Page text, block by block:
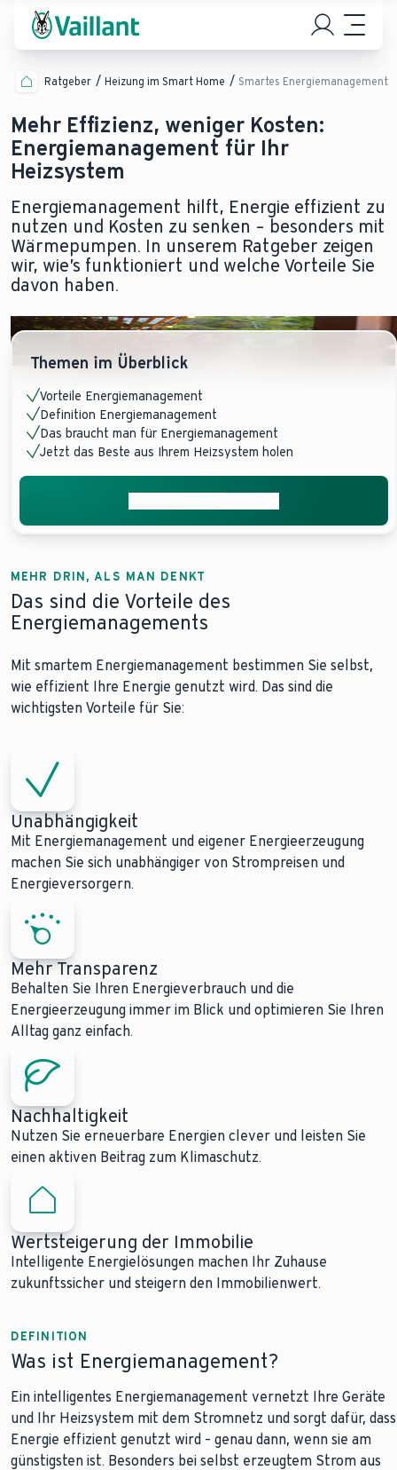
Ratgeber Heizung im Smart Home Smartes Energiemanagement
Mehr Effizienz, weniger Kosten:
Energiemanagement für Ihr
Heizsystem
Energiemanagement hilft, Energie effizient zu
nutzen und Kosten zu senken – besonders mit
Wärmepumpen. In unserem Ratgeber zeigen
wir, wie’s funktioniert und welche Vorteile Sie
davon haben.
Themen im Überblick
Vorteile Energiemanagement
Definition Energiemanagement
Das braucht man für Energiemanagement
Jetzt das Beste aus Ihrem Heizsystem holen
MEHR DRIN, ALS MAN DENKT
Das sind die Vorteile des
Energiemanagements
Mit smartem Energiemanagement bestimmen Sie selbst,
wie effizient Ihre Energie genutzt wird. Das sind die
wichtigsten Vorteile für Sie:
Unabhängigkeit
Mit Energiemanagement und eigener Energieerzeugung
machen Sie sich unabhängiger von Strompreisen und
Energieversorgern.
Mehr Transparenz
Behalten Sie Ihren Energieverbrauch und die
Energieerzeugung immer im Blick und optimieren Sie Ihren
Alltag ganz einfach.
Nachhaltigkeit
Nutzen Sie erneuerbare Energien clever und leisten Sie
einen aktiven Beitrag zum Klimaschutz.
Wertsteigerung der Immobilie
Intelligente Energielösungen machen Ihr Zuhause
zukunftssicher und steigern den Immobilienwert.
DEFINITION
Was ist Energiemanagement?
Ein intelligentes Energiemanagement vernetzt Ihre Geräte
und Ihr Heizsystem mit dem Stromnetz und sorgt dafür, dass
Energie effizient genutzt wird – genau dann, wenn sie am
günstigsten ist. Besonders bei selbst erzeugtem Strom aus